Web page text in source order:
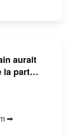
aurait
la part…
➡